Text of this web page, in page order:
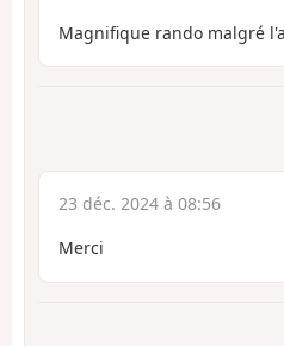
Magnifique rando malgré
23 déc. 2024 à 08:56
Merci